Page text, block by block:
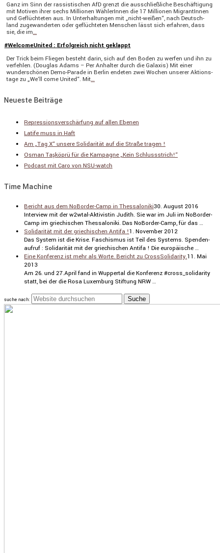
Ganz im Sinn der rassis­ti­schen AfD grenzt die ausschließ­liche Beschäf­ti­gung
mit Motiven ihrer sechs Millionen Wähle­rInnen die 17 Millionen Migran­tInnen
und Geflüch­teten aus. In Unter­hal­tungen mit „nicht-weißen“, nach Deutsch­
land zugewan­derten oder geflüch­teten Menschen lässt sich erfahren, dass
sie, die im…
#WelcomeUnited : Erfolgreich nicht geklappt
Der Trick beim Fliegen besteht darin, sich auf den Boden zu werfen und ihn zu
verfehlen. (Douglas Adams – Per Anhalter durch die Galaxis) Mit einer
wunder­schönen Demo-Parade in Berlin endeten zwei Wochen unserer Aktions­
tage zu „We‘ll come United“. Mit…
Neueste Beiträge
Repressionsverschärfung auf allen Ebenen
Latife muss in Haft
Am „Tag X“ unsere Solidarität auf die Straße tragen !
Osman Taşköprü für die Kampagne „Kein Schlussstrich!“
Podcast mit Caro von NSU-watch
Time Machine
Bericht aus dem NoBorder-Camp in Thessaloniki30. August 2016
Inter­view mit der w2wtal-Aktivistin Judith. Sie war im Juli im NoBorder-
Camp im griechi­schen Thessa­lo­niki. Das NoBorder-Camp, für das …
Solidarität mit der griechischen Antifa !1. November 2012
Das System ist die Krise. Faschismus ist Teil des Systems. Spenden­
aufruf : Solida­rität mit der griechi­schen Antifa ! Die europäi­sche …
Eine Konferenz ist mehr als Worte. Bericht zu CrossSolidarity.11. Mai
2013
Am 26. und 27.April fand in Wuppertal die Konferenz #cross_solidarity
statt, bei der die Rosa Luxemburg Stiftung NRW …
suche nach: